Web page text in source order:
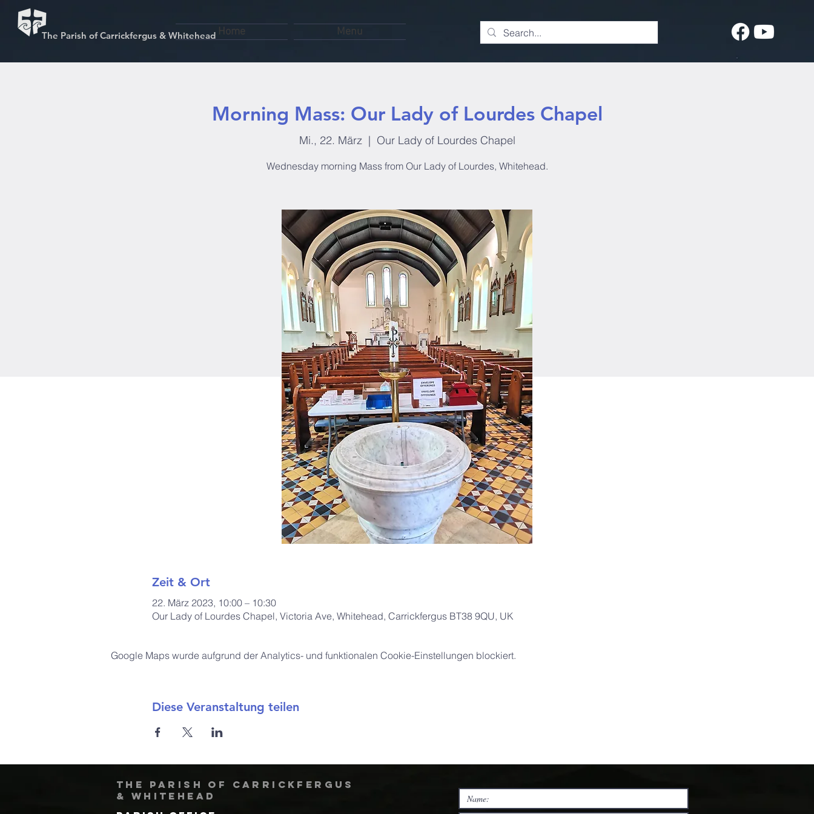
The Parish of Carrickfergus & Whitehead Home Menu
Morning Mass: Our Lady of Lourdes Chapel
Mi., 22. März
  |
Our Lady of Lourdes Chapel
Wednesday morning Mass from Our Lady of Lourdes, Whitehead.
Zeit & Ort
22. März 2023, 10:00 – 10:30
Our Lady of Lourdes Chapel, Victoria Ave, Whitehead, Carrickfergus BT38 9QU, UK
Google Maps wurde aufgrund der Analytics- und funktionalen Cookie-Einstellungen blockiert.
Diese Veranstaltung teilen
The Parish of Carrickfergus
& Whitehead